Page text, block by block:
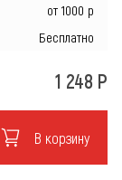
от 1000 р
Бесплатно
1 248 Р
В корзину